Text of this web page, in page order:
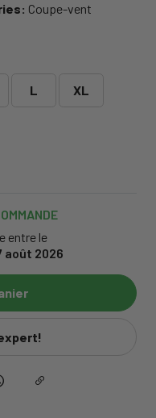
Coupe-vent
L XL
entre le
août 2026